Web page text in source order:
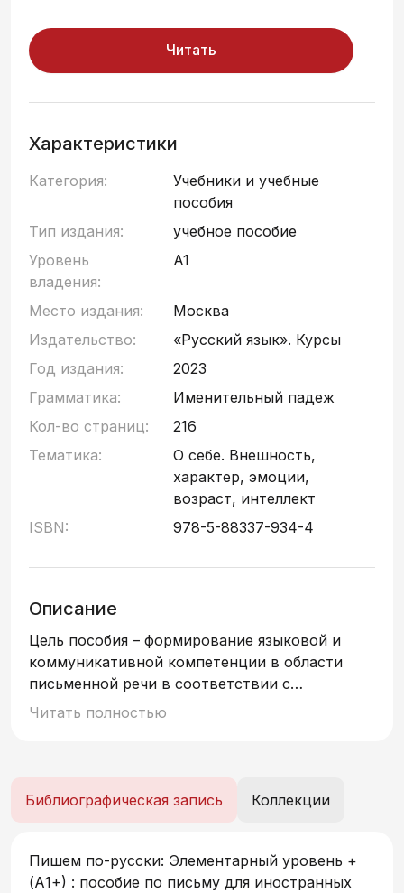
Читать
Характеристики
Категория:
Учебники и учебные
пособия
Тип издания:
учебное пособие
Уровень
владения:
A1
Место издания:
Москва
Издательство:
«Русский язык». Курсы
Год издания:
2023
Грамматика:
Именительный падеж
Кол-во страниц:
216
Тематика:
О себе. Внешность,
характер, эмоции,
возраст, интеллект
ISBN:
978-5-88337-934-4
Описание
Цель пособия – формирование языковой и
коммуникативной компетенции в области
письменной речи в соответствии с
требованиями к Элементарному уровню
также может быть использовано и как
самостоятельное пособие по письму. Книга
учащихся, впервые приступивших к изучению
русского языка.
Читать полностью
Библиографическая запись Коллекции
Пишем по-русски: Элементарный уровень +
(А1+) : пособие по письму для иностранных